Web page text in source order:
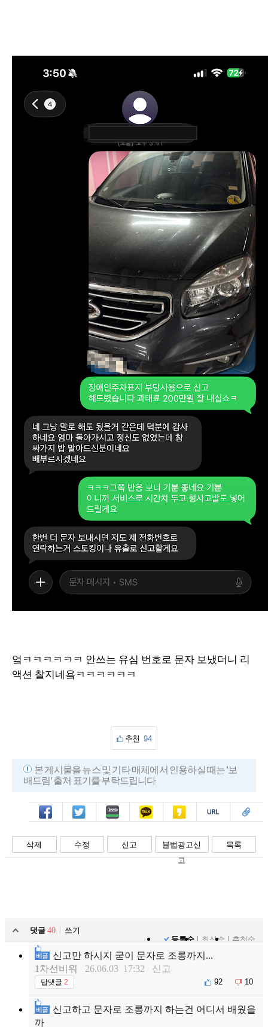
엌ㅋㅋㅋㅋㅋㅋ 안쓰는 유심 번호로 문자 보냈더니 리
액션 찰지네욬ㅋㅋㅋㅋㅋㅋ
추천 94
본 게시물을 뉴스 및 기타 매체에서 인용하실 때는 '보
배드림' 출처 표기를 부탁드립니다
페북 트윗 밴드 카톡 카스 복사 스크랩
삭제 수정 신고
불법광고신
고
목록
댓글 40
쓰기
등록순
최신순 추천순
베플
신고만 하시지 굳이 문자로 조롱까지...
1차선비워
26.06.03 17:32 신고
답댓글 2 92 10
베플
신고하고 문자로 조롱까지 하는건 어디서 배웠을
까